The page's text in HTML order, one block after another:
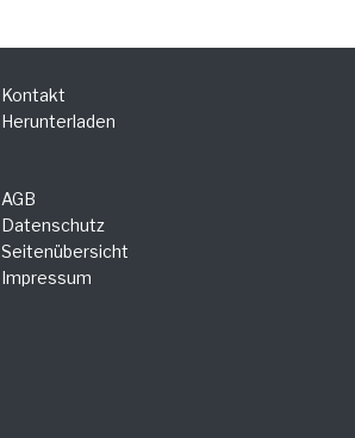
Kontakt
Herunterladen
AGB
Datenschutz
Seitenübersicht
Impressum